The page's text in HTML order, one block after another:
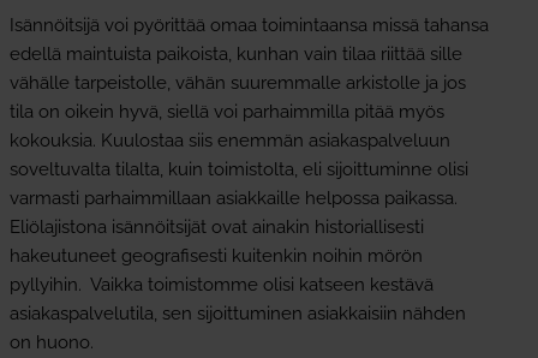
Isännöitsijä voi pyörittää omaa toimintaansa missä tahansa
edellä maintuista paikoista, kunhan vain tilaa riittää sille
vähälle tarpeistolle, vähän suuremmalle arkistolle ja jos
tila on oikein hyvä, siellä voi parhaimmilla pitää myös
kokouksia. Kuulostaa siis enemmän asiakaspalveluun
soveltuvalta tilalta, kuin toimistolta, eli sijoittuminne olisi
varmasti parhaimmillaan asiakkaille helpossa paikassa.
Eliölajistona isännöitsijät ovat ainakin historiallisesti
hakeutuneet geografisesti kuitenkin noihin mörön
pyllyihin. Vaikka toimistomme olisi katseen kestävä
asiakaspalvelutila, sen sijoittuminen asiakkaisiin nähden
on huono.